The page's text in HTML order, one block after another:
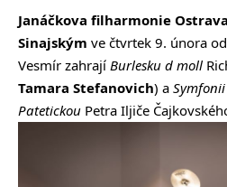
Janáčkova filharmonie Ostrava
Sinajským ve čtvrtek 9. února
Vesmír zahrají Burlesku d moll
Tamara Stefanovich) a
Patetickou Petra Iljiče